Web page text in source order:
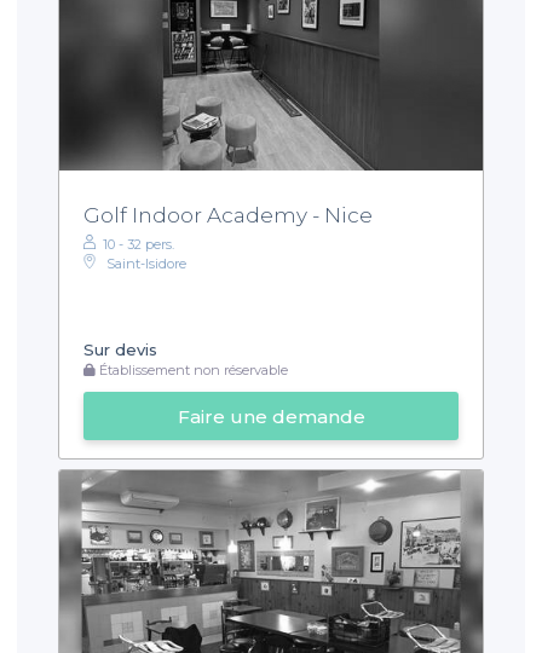
Golf Indoor Academy - Nice
10 - 32 pers.
Saint-Isidore
Sur devis
Établissement non réservable
Faire une demande